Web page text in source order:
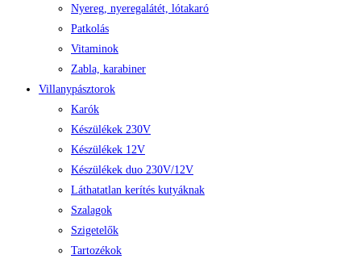
Nyereg, nyeregalátét, lótakaró
Patkolás
Vitaminok
Zabla, karabiner
Villanypásztorok
Karók
Készülékek 230V
Készülékek 12V
Készülékek duo 230V/12V
Láthatatlan kerítés kutyáknak
Szalagok
Szigetelők
Tartozékok